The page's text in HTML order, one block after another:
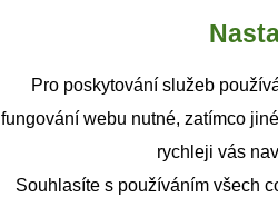
Pro poskytování služeb
fungování webu nutné, zatímco
rychleji vás
Souhlasíte s používáním všech